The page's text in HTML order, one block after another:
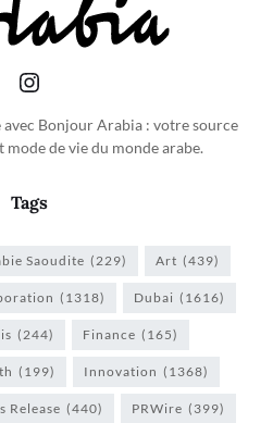
Bonjour Arabia : votre source
de vie du monde arabe.
Tags
Saoudite (229) Art (439)
(1318) Dubai (1616)
(244) Finance (165)
(199) Innovation (1368)
Release (440) PRWire (399)